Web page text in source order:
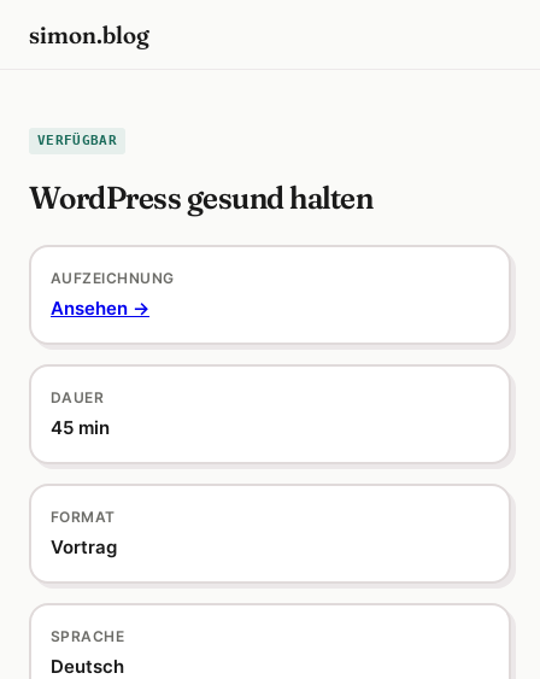
simon.blog
VERFÜGBAR
WordPress gesund halten
AUFZEICHNUNG
Ansehen →
DAUER
45 min
FORMAT
Vortrag
SPRACHE
Deutsch